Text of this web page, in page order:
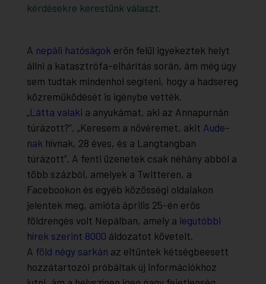
kérdésekre kerestünk választ.
A nepáli hatóságok erőn felül igyekeztek helyt
állni a katasztrófa-elhárítás során, ám még úgy
sem tudtak mindenhol segíteni, hogy a hadsereg
közreműködését is igénybe vették.
„Látta valaki a anyukámat, aki az Annapurnán
túrázott?”, „Keresem a nővéremet, akit Aude-
nak hívnak, 28 éves, és a Langtangban
túrázott”. A fenti üzenetek csak néhány abból a
több százból, amelyek a Twitteren, a
Facebookon és egyéb közösségi oldalakon
jelentek meg, amióta április 25-én erős
földrengés volt Nepálban, amely a legutóbbi
hírek szerint 8000 áldozatot követelt.
A föld négy sarkán az eltűntek kétségbeesett
hozzátartozói próbáltak új információkhoz